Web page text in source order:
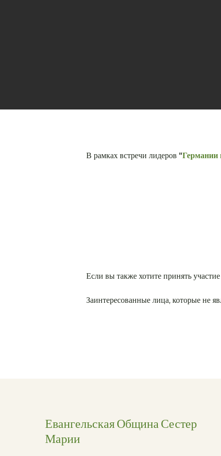
В рамках встречи лидеров "Германии
Если вы также хотите принять
Заинтересованные лица, которые не
Евангельская Община Сестер
Марии